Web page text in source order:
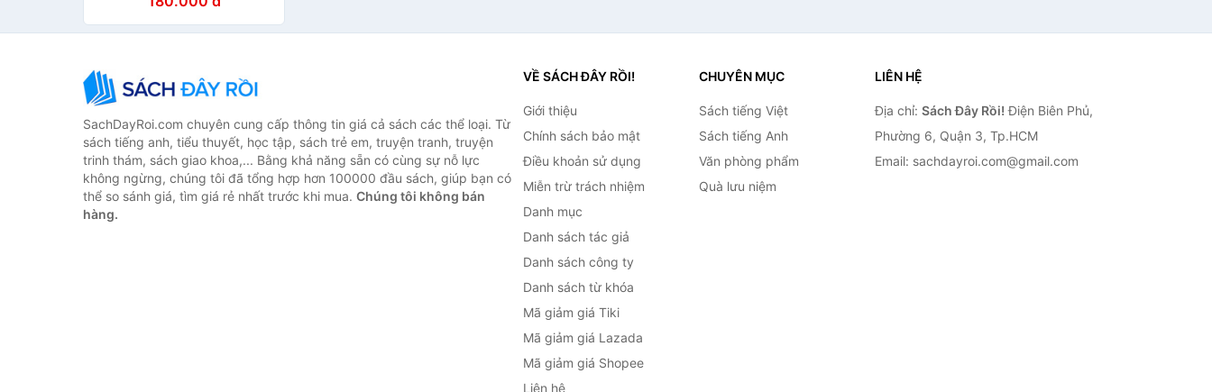
SachDayRoi.com chuyên cung cấp thông tin giá cả sách các thể loại. Từ
sách tiếng anh, tiểu thuyết, học tập, sách trẻ em, truyện tranh, truyện
trinh thám, sách giao khoa,... Bằng khả năng sẵn có cùng sự nỗ lực
không ngừng, chúng tôi đã tổng hợp hơn 100000 đầu sách, giúp bạn có
thể so sánh giá, tìm giá rẻ nhất trước khi mua. Chúng tôi không bán
hàng.
VỀ SÁCH ĐÂY RỒI!
Giới thiệu
Chính sách bảo mật
Điều khoản sử dụng
Miễn trừ trách nhiệm
Danh mục
Danh sách tác giả
Danh sách công ty
Danh sách từ khóa
Mã giảm giá Tiki
Mã giảm giá Lazada
Mã giảm giá Shopee
Liên hệ
CHUYÊN MỤC
Sách tiếng Việt
Sách tiếng Anh
Văn phòng phẩm
Quà lưu niệm
LIÊN HỆ
Địa chỉ: Sách Đây Rồi! Điện Biên Phủ,
Phường 6, Quận 3, Tp.HCM
Email: sachdayroi.com@gmail.com